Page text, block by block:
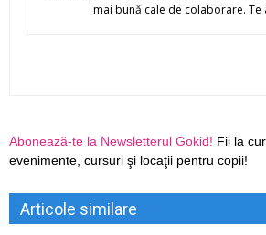
mai bună cale de colaborare. Te
Abonează-te la Newsletterul Gokid! Fii la
evenimente, cursuri şi locaţii pentru copii!
Articole similare